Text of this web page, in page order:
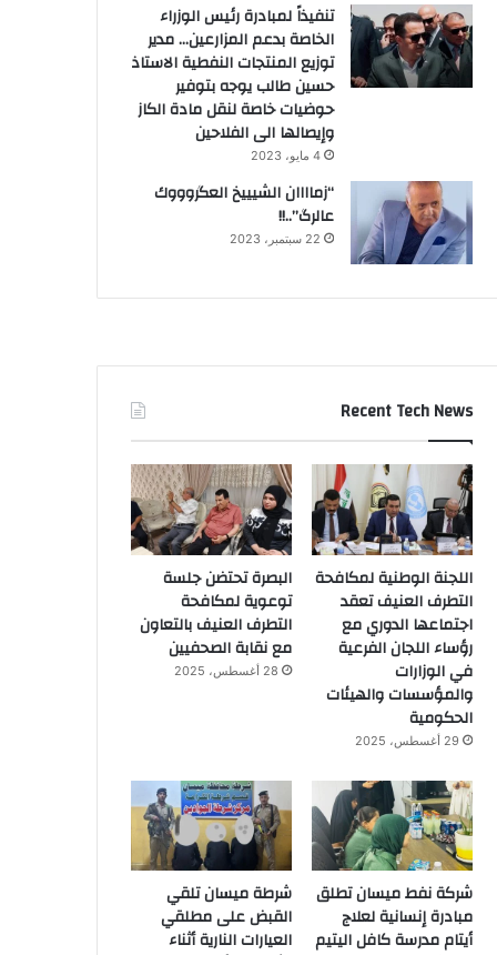
تنفيذاً لمبادرة رئيس الوزراء
الخاصة بدعم المزارعين… مدير
توزيع المنتجات النفطية الاستاذ
حسين طالب يوجه بتوفير
حوضيات خاصة لنقل مادة الكاز
وإيصالها الى الفلاحين
4 مايو، 2023
“زماااان الشيييخ العگروووك
عالرگ”..!!
22 سبتمبر، 2023
Recent Tech News
اللجنة الوطنية لمكافحة
التطرف العنيف تعقد
اجتماعها الدوري مع
رؤساء اللجان الفرعية
في الوزارات
والمؤسسات والهيئات
الحكومية
29 أغسطس، 2025
البصرة تحتضن جلسة
توعوية لمكافحة
التطرف العنيف بالتعاون
مع نقابة الصحفيين
28 أغسطس، 2025
شركة نفط ميسان تطلق
مبادرة إنسانية لعلاج
أيتام مدرسة كافل اليتيم
شرطة ميسان تلقي
القبض على مطلقي
العيارات النارية أثناء